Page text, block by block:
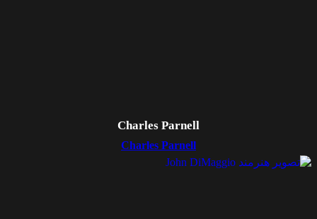
Charles Parnell
Charles Parnell